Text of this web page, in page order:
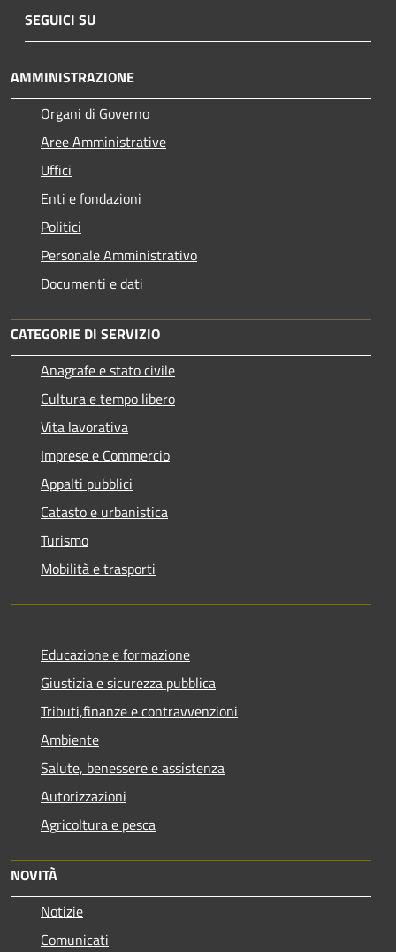
SEGUICI SU
AMMINISTRAZIONE
Organi di Governo
Aree Amministrative
Uffici
Enti e fondazioni
Politici
Personale Amministrativo
Documenti e dati
CATEGORIE DI SERVIZIO
Anagrafe e stato civile
Cultura e tempo libero
Vita lavorativa
Imprese e Commercio
Appalti pubblici
Catasto e urbanistica
Turismo
Mobilità e trasporti
Educazione e formazione
Giustizia e sicurezza pubblica
Tributi,finanze e contravvenzioni
Ambiente
Salute, benessere e assistenza
Autorizzazioni
Agricoltura e pesca
NOVITÀ
Notizie
Comunicati